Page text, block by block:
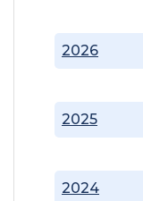
2024
2025
2026